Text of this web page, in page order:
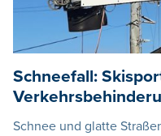
Schneefall:
Schnee und glatte